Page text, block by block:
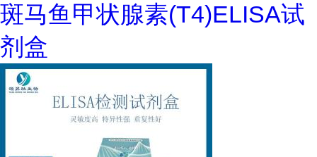
斑马鱼甲状腺素(T4)ELISA试
剂盒